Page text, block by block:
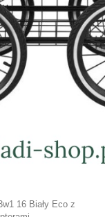
16 Biały Eco z